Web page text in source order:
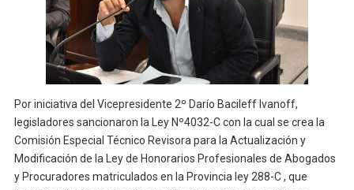
Por iniciativa del Vicepresidente 2º Darío Bacileff Ivanoff,
legisladores sancionaron la Ley Nº4032-C con la cual se crea la
Comisión Especial Técnico Revisora para la Actualización y
Modificación de la Ley de Honorarios Profesionales de Abogados
y Procuradores matriculados en la Provincia ley 288-C , que